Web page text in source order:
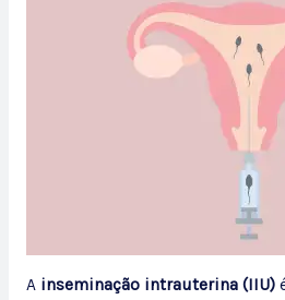
A inseminação intrauterina (IIU)